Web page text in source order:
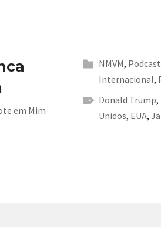
em Mim
NMVM, Podcast
Internacional,
Donald Trump,
Unidos, EUA,